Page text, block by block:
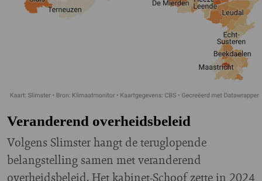
Veranderend overheidsbeleid
Volgens Slimster hangt de teruglopende
belangstelling samen met veranderend
overheidsbeleid. Het kabinet-Schoof zette in 2024